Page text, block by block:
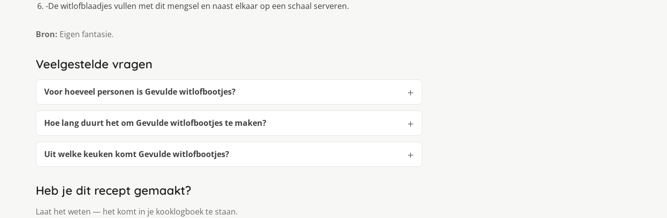
-De witlofblaadjes vullen met dit mengsel en naast elkaar op een schaal serveren.
Bron: Eigen fantasie.
Veelgestelde vragen
Voor hoeveel personen is Gevulde witlofbootjes?
Hoe lang duurt het om Gevulde witlofbootjes te maken?
Uit welke keuken komt Gevulde witlofbootjes?
Heb je dit recept gemaakt?
Laat het weten — het komt in je kooklogboek te staan.